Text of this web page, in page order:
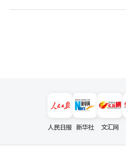
人民日报 新华社 文汇网